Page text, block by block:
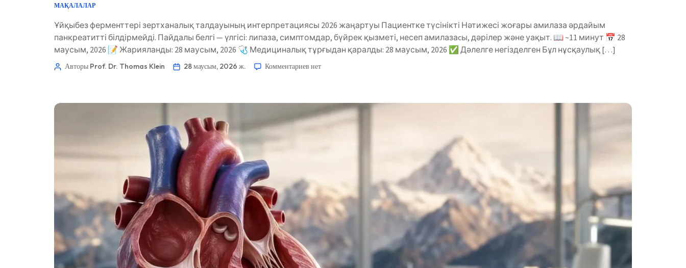
МАҚАЛАЛАР
Ұйқыбез ферменттері зертханалық талдауының интерпретациясы 2026 жаңартуы Пациентке түсінікті Нәтижесі жоғары амилаза әрдайым
панкреатитті білдірмейді. Пайдалы белгі — үлгісі: липаза, симптомдар, бүйрек қызметі, несеп амилазаcы, дәрілер және уақыт. 📖 ~11 минут 📅 28
маусым, 2026 📝 Жарияланды: 28 маусым, 2026 🩺 Медициналық тұрғыдан қаралды: 28 маусым, 2026 ✅ Дәлелге негізделген Бұл нұсқаулық […]
Авторы Prof. Dr. Thomas Klein 28 маусым, 2026 ж. Комментариев нет
ພາສາລາວ
Basa Jawa
Cebuano
ئۇيغۇرچە
Кыргызча
Беларуская мова